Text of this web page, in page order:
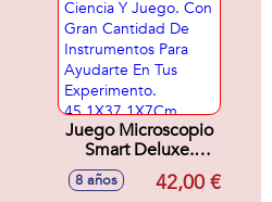
Juego Microscopio
Smart Deluxe.
Ciencia Y Juego.
Con Gran Cantidad
8 años 42,00 €